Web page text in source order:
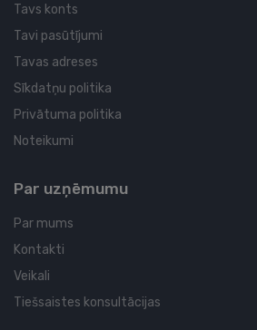
Tavs konts
Tavi pasūtījumi
Tavas adreses
Sīkdatņu politika
Privātuma politika
Noteikumi
Par uzņēmumu
Par mums
Kontakti
Veikali
Tiešsaistes konsultācijas